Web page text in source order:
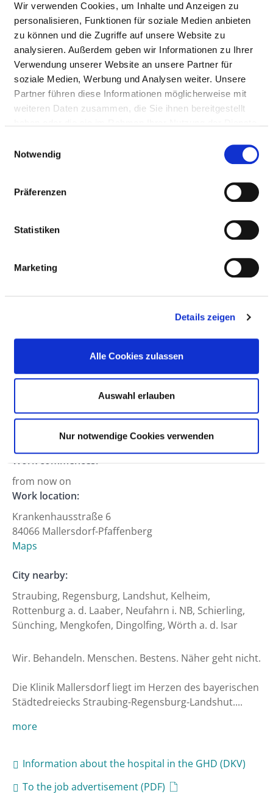
Wir verwenden Cookies, um Inhalte und Anzeigen zu
personalisieren, Funktionen für soziale Medien anbieten
zu können und die Zugriffe auf unsere Website zu
analysieren. Außerdem geben wir Informationen zu Ihrer
Verwendung unserer Website an unsere Partner für
soziale Medien, Werbung und Analysen weiter. Unsere
Partner führen diese Informationen möglicherweise mit
weiteren Daten zusammen, die Sie ihnen bereitgestellt
Notwendig
Präferenzen
Statistiken
Marketing
Details zeigen
Alle Cookies zulassen
Auswahl erlauben
Nur notwendige Cookies verwenden
FACHARZT (M/W/D) / OBERARZT (M/W/D)
84066 Mallersdorf-Pfaffenberg
Approach
Professional field:
Department:
Anästhesie und Intensivmedizin
Working hours:
Work commences:
from now on
Work location:
Krankenhausstraße 6
84066 Mallersdorf-Pfaffenberg
Maps
City nearby:
Straubing, Regensburg, Landshut, Kelheim,
Rottenburg a. d. Laaber, Neufahrn i. NB, Schierling,
Sünching, Mengkofen, Dingolfing, Wörth a. d. Isar
Wir. Behandeln. Menschen. Bestens. Näher geht nicht.
Die Klinik Mallersdorf liegt im Herzen des bayerischen
Städtedreiecks Straubing-Regensburg-Landshut....
more
Information about the hospital in the GHD (DKV)
To the job advertisement (PDF)